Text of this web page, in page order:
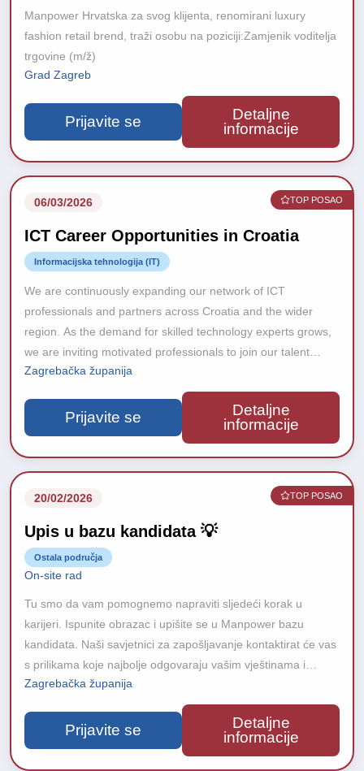
Manpower Hrvatska za svog klijenta, renomirani luxury
fashion retail brend, traži osobu na poziciji:Zamjenik voditelja
trgovine (m/ž)
Grad Zagreb
Prijavite se
Detaljne
informacije
06/03/2026 TOP POSAO
ICT Career Opportunities in Croatia
Informacijska tehnologija (IT)
We are continuously expanding our network of ICT
professionals and partners across Croatia and the wider
region. As the demand for skilled technology experts grows,
we are inviting motivated professionals to join our talent
database and stay connected with upcoming career
Zagrebačka županija
Prijavite se
Detaljne
informacije
20/02/2026 TOP POSAO
Upis u bazu kandidata 💡
Ostala područja
On-site rad
Tu smo da vam pomognemo napraviti sljedeći korak u
karijeri. Ispunite obrazac i upišite se u Manpower bazu
kandidata. Naši savjetnici za zapošljavanje kontaktirat će vas
s prilikama koje najbolje odgovaraju vašim vještinama i
iskustvu. Zašto se upisati u bazu?
Zagrebačka županija
Prijavite se
Detaljne
informacije